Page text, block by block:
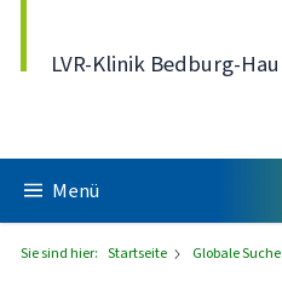
LVR-Klinik Bedburg-Hau
Menü
Sie sind hier: Startseite Globale Suche